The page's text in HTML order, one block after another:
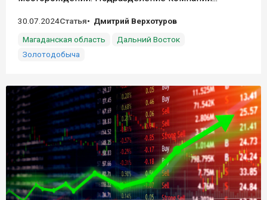
30.07.2024Статья
Дмитрий Верхотуров
Магаданская область
Дальний Восток
Золотодобыча